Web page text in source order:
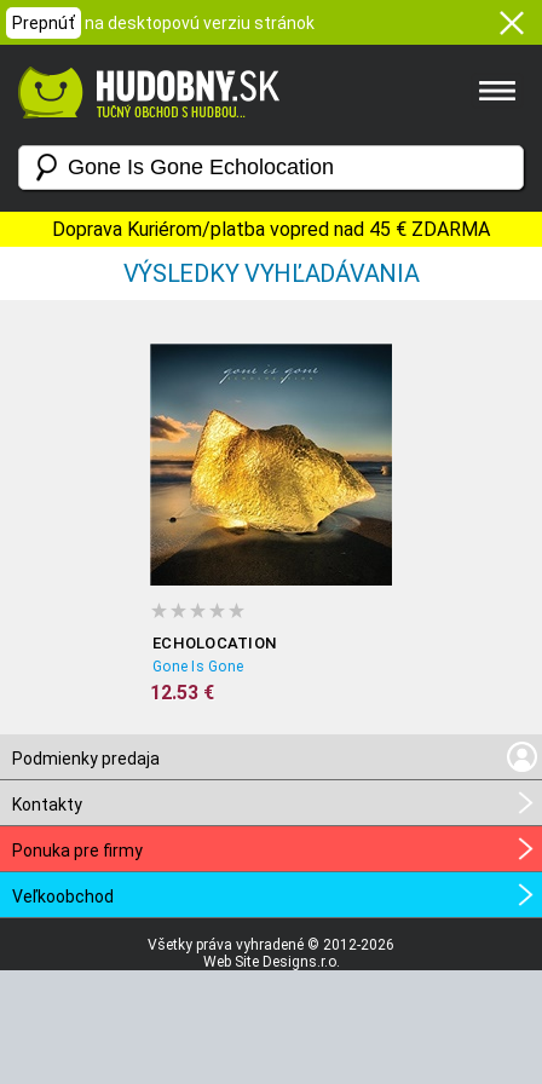
Prepnúť na desktopovú verziu stránok
Doprava Kuriérom/platba vopred nad 45 € ZDARMA
VÝSLEDKY VYHĽADÁVANIA
ECHOLOCATION
Gone Is Gone
12.53 €
Podmienky predaja
Kontakty
Ponuka pre firmy
Veľkoobchod
Všetky práva vyhradené © 2012-2026
Web Site Designs.r.o.